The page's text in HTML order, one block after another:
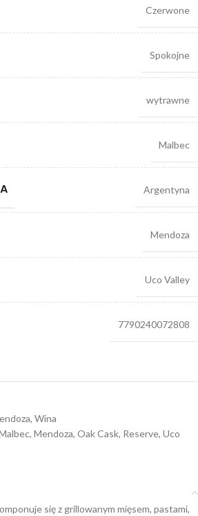
Czerwone
Spokojne
wytrawne
Malbec
Argentyna
Mendoza
Uco Valley
7790240072808
, Wina
, Mendoza, Oak Cask, Reserve, Uco
się z grillowanym mięsem, pastami,